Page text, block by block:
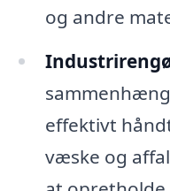
og andre
effektivt
væske og